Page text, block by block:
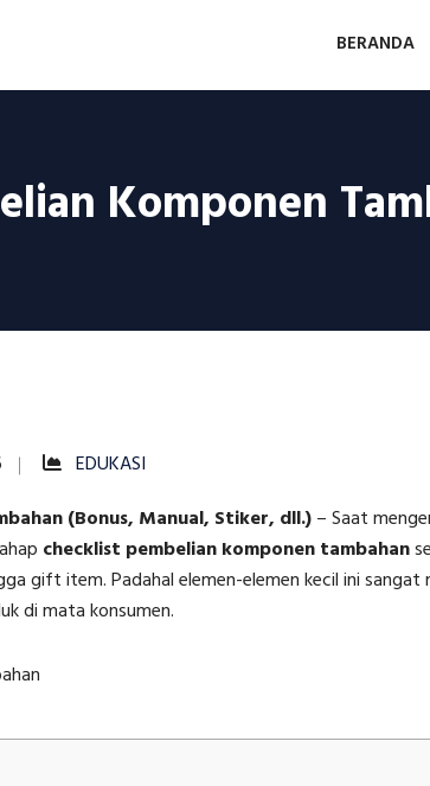
BERANDA
Komponen
EDUKASI
(Bonus, Manual, Stiker, dll.)–Saat
checklist pembelian komponen tambahan
gift item. Padahal elemen-elemen kecil ini sangat
di mata konsumen.